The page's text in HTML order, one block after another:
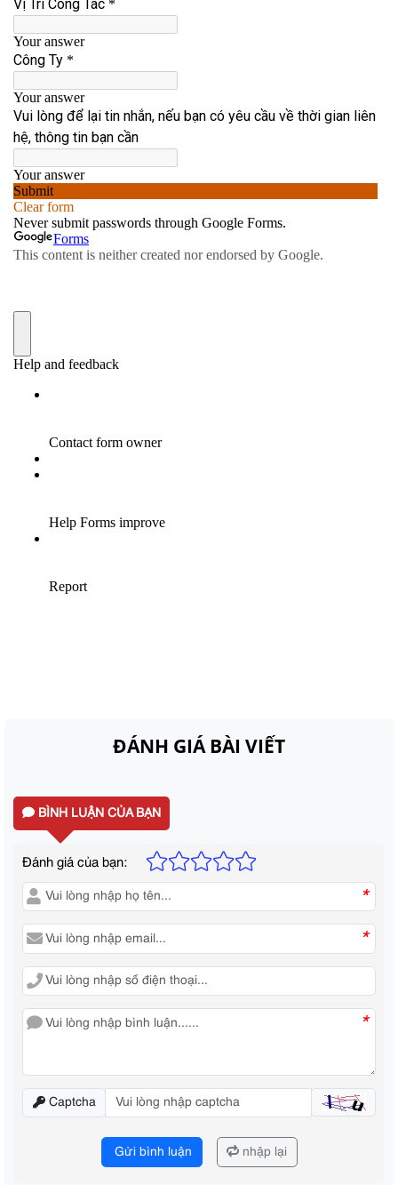
ĐÁNH GIÁ BÀI VIẾT
BÌNH LUẬN CỦA BẠN
Đánh giá của bạn:
*
*
*
Captcha
Gửi bình luận nhập lại